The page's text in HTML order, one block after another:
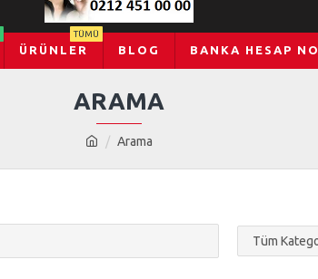
ÜRÜNLER
TÜMÜ
BLOG BANKA HESAP NO
Arama
ARAMA